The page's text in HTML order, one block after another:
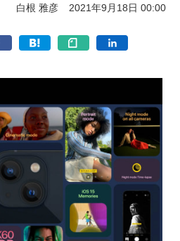
白根 雅彦 2021年9月18日 00:00